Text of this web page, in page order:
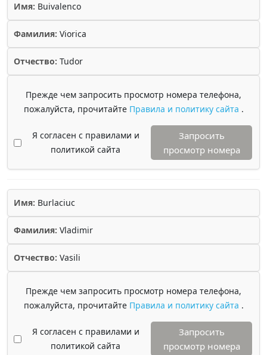
Имя: Buivalenco
Фамилия: Viorica
Отчество: Tudor
Прежде чем запросить просмотр номера телефона,
пожалуйста, прочитайте Правила и политику сайта .
Я согласен с правилами и
политикой сайта
Запросить
просмотр номера
Имя: Burlaciuc
Фамилия: Vladimir
Отчество: Vasili
Прежде чем запросить просмотр номера телефона,
пожалуйста, прочитайте Правила и политику сайта .
Я согласен с правилами и
политикой сайта
Запросить
просмотр номера